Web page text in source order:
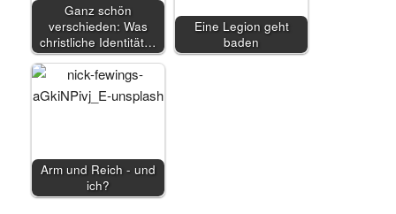
Ganz schön
verschieden: Was
christliche Identität…
Eine Legion geht
baden
Arm und Reich - und
ich?